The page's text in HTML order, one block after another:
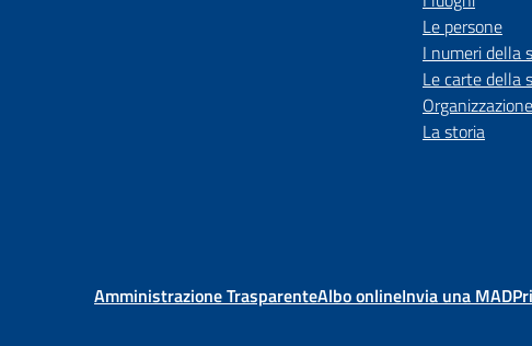
Le persone
I numeri della
Le carte della
Organizzazione
La storia
Amministrazione TrasparenteAlbo onlineInvia una MAD